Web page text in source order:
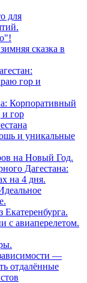
для
сказка в
гор и
Корпоративный
и гор
и уникальные
на Новый Год.
Дагестана:
на 4 дня.
с авиаперелетом.
—
отдалённые